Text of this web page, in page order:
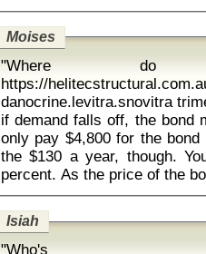
Moises
"Where do
https://
danocrine.levitra.snovitra
if demand falls off, the bond
only pay $4,800 for the
the $130 a year, though.
Isiah
"Who's